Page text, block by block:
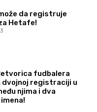
da registruje
Hetafe!
fudbalera
dvojnoj registraciji u
njima i dva